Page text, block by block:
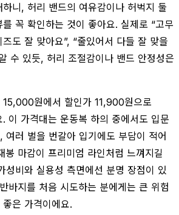
니, 허리 밴드의 여유감이나 허벅지 둘
꼭 확인하는 것이 좋아요. 실제로 “고무
도 잘 맞아요”, “줄있어서 다들 잘 맞을
수 있듯, 허리 조절감이나 밴드 안정성은
15,000원에서 할인가 11,900원으로
이 가격대는 운동복 하의 중에서도 입문
여러 벌을 번갈아 입기에도 부담이 적어
봉 마감이 프리미엄 라인처럼 느껴지길
성비와 실용성 측면에선 분명 장점이 있
바지를 처음 시도하는 분에게는 큰 위험
은 가격이에요.